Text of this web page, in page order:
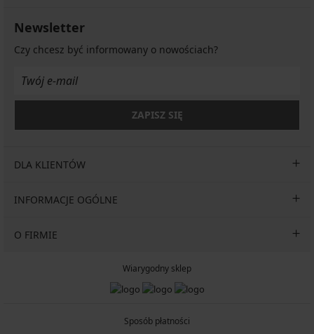
Newsletter
Czy chcesz być informowany o nowościach?
ZAPISZ SIĘ
DLA KLIENTÓW
INFORMACJE OGÓLNE
O FIRMIE
Wiarygodny sklep
Sposób płatności